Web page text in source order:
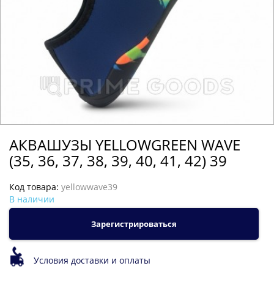
АКВАШУЗЫ YELLOWGREEN WAVE
(35, 36, 37, 38, 39, 40, 41, 42) 39
Код товара: yellowwave39
В наличии
Зарегистрироваться
Условия доставки и оплаты